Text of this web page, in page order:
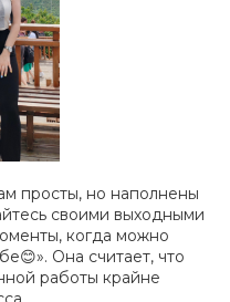
просты, но наполнены
своими выходными
когда можно
😊». Она считает, что
работы крайне